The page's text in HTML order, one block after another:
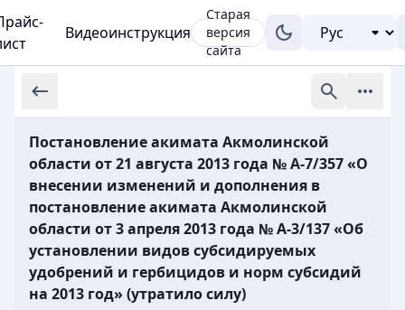
Видеоинструкция
Старая
версия
сайта
Постановление акимата Акмолинской
области от 21 августа 2013 года № А-7/357 «О
внесении изменений и дополнения в
постановление акимата Акмолинской
области от 3 апреля 2013 года № А-3/137 «Об
установлении видов субсидируемых
удобрений и гербицидов и норм субсидий
на 2013 год» (утратило силу)